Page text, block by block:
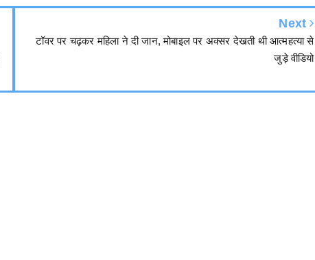
Next
टॉवर पर चढ़कर महिला ने दी जान, मोबाइल पर अक्सर देखती थी आत्महत्या से
जुड़े वीडियो